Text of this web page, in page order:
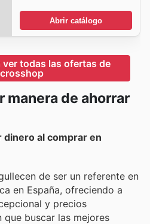
Abrir catálogo
ver todas las ofertas de
manera de ahorrar
dinero al comprar en
de ser un referente en
en España, ofreciendo a
y precios
buscar las mejores